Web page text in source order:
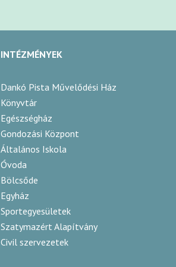
INTÉZMÉNYEK
Dankó Pista Művelődési Ház
Könyvtár
Egészségház
Gondozási Központ
Általános Iskola
Óvoda
Bölcsőde
Egyház
Sportegyesületek
Szatymazért Alapítvány
Civil szervezetek